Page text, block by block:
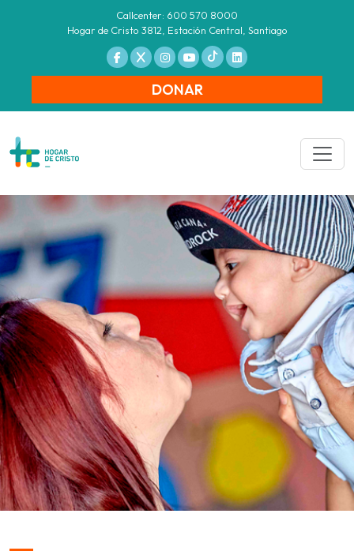
Callcenter: 600 570 8000
Hogar de Cristo 3812, Estación Central, Santiago
DONAR